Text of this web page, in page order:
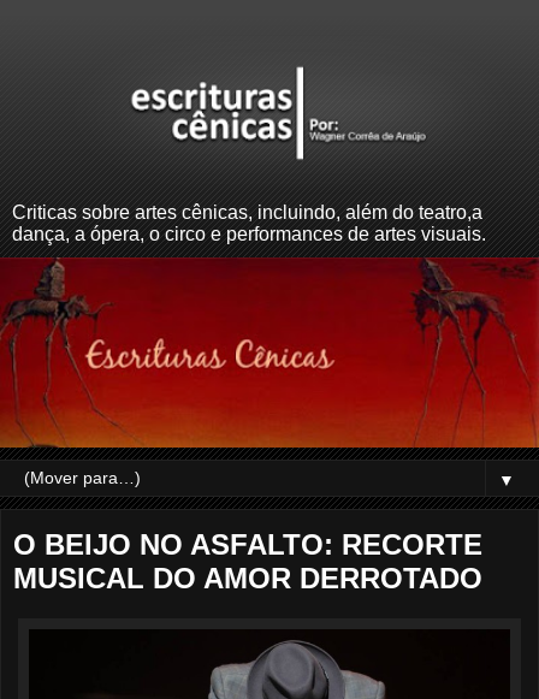
Criticas sobre artes cênicas, incluindo, além do teatro,a
dança, a ópera, o circo e performances de artes visuais.
▼
O BEIJO NO ASFALTO: RECORTE
MUSICAL DO AMOR DERROTADO